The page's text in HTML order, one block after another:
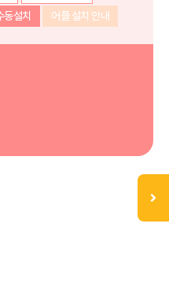
동설치 어플 설치 안내